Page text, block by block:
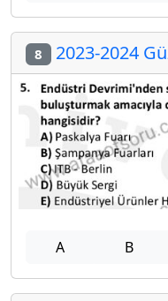
8 2023-2024
A B